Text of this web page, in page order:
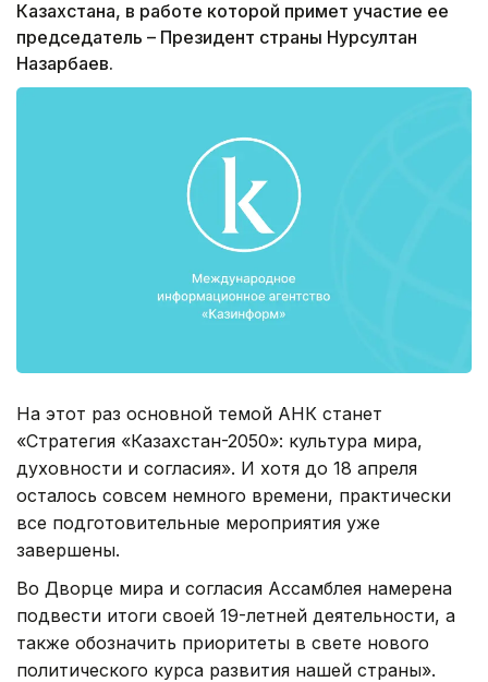
Казахстана, в работе которой примет участие ее
председатель – Президент страны Нурсултан
Назарбаев.
На этот раз основной темой АНК станет
«Стратегия «Казахстан-2050»: культура мира,
духовности и согласия». И хотя до 18 апреля
осталось совсем немного времени, практически
все подготовительные мероприятия уже
завершены.
Во Дворце мира и согласия Ассамблея намерена
подвести итоги своей 19-летней деятельности, а
также обозначить приоритеты в свете нового
политического курса развития нашей страны».